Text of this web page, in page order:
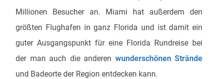
Millionen Besucher an. Miami hat außerdem den
größten Flughafen in ganz Florida und ist damit ein
guter Ausgangspunkt für eine Florida Rundreise bei
der man auch die anderen wunderschönen Strände
und Badeorte der Region entdecken kann.